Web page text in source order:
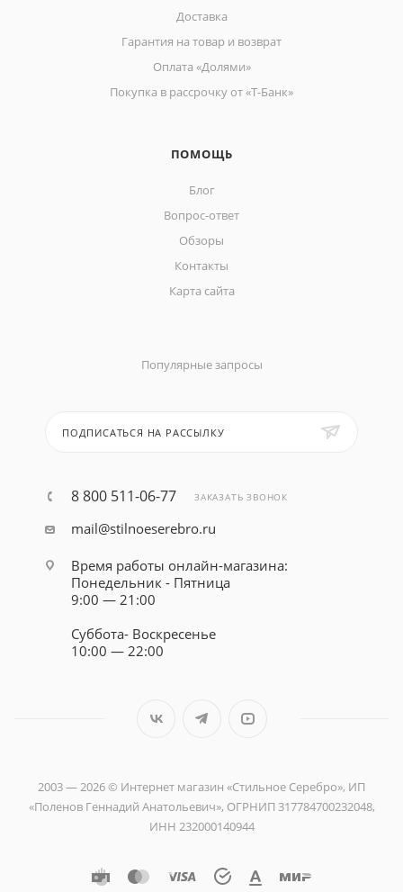
Доставка
Гарантия на товар и возврат
Оплата «Долями»
Покупка в рассрочку от «Т-Банк»
ПОМОЩЬ
Блог
Вопрос-ответ
Обзоры
Контакты
Карта сайта
Популярные запросы
ПОДПИСАТЬСЯ НА РАССЫЛКУ
8 800 511-06-77 ЗАКАЗАТЬ ЗВОНОК
mail@stilnoeserebro.ru
Время работы онлайн-магазина:
Понедельник - Пятница
9:00 — 21:00
Суббота- Воскресенье
10:00 — 22:00
2003 — 2026 © Интернет магазин «Стильное Серебро», ИП
«Поленов Геннадий Анатольевич», ОГРНИП 317784700232048,
ИНН 232000140944